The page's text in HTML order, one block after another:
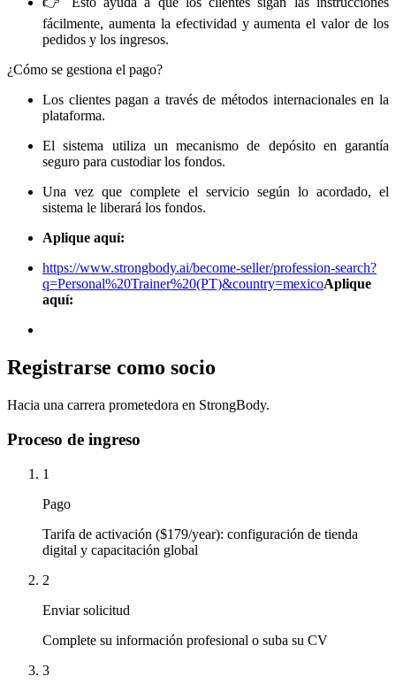
fácilmente, aumenta la efectividad y aumenta el valor de los
pedidos y los ingresos.
¿Cómo se gestiona el pago?
Los clientes pagan a través de métodos internacionales en la
plataforma.
El sistema utiliza un mecanismo de depósito en garantía
seguro para custodiar los fondos.
Una vez que complete el servicio según lo acordado, el
sistema le liberará los fondos.
Aplique aquí:
https://www.strongbody.ai/become-seller/profession-search?
q=Personal%20Trainer%20(PT)&country=mexicoAplique
aquí:
Registrarse como socio
Hacia una carrera prometedora en StrongBody.
Proceso de ingreso
1
Pago
Tarifa de activación ($179/year): configuración de tienda
digital y capacitación global
2
Enviar solicitud
Complete su información profesional o suba su CV
3